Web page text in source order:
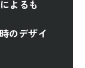
よるも
のデザイ